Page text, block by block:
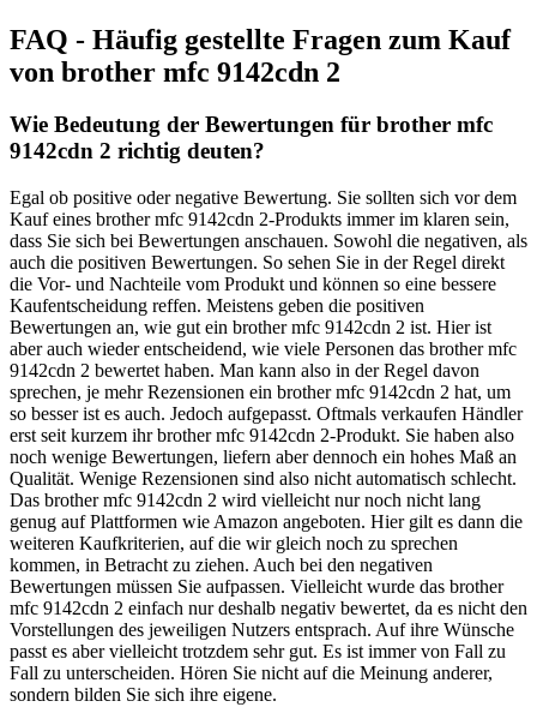
FAQ - Häufig gestellte Fragen zum Kauf
von brother mfc 9142cdn 2
Wie Bedeutung der Bewertungen für brother mfc
9142cdn 2 richtig deuten?
Egal ob positive oder negative Bewertung. Sie sollten sich vor dem
Kauf eines brother mfc 9142cdn 2-Produkts immer im klaren sein,
dass Sie sich bei Bewertungen anschauen. Sowohl die negativen, als
auch die positiven Bewertungen. So sehen Sie in der Regel direkt
die Vor- und Nachteile vom Produkt und können so eine bessere
Kaufentscheidung reffen. Meistens geben die positiven
Bewertungen an, wie gut ein brother mfc 9142cdn 2 ist. Hier ist
aber auch wieder entscheidend, wie viele Personen das brother mfc
9142cdn 2 bewertet haben. Man kann also in der Regel davon
sprechen, je mehr Rezensionen ein brother mfc 9142cdn 2 hat, um
so besser ist es auch. Jedoch aufgepasst. Oftmals verkaufen Händler
erst seit kurzem ihr brother mfc 9142cdn 2-Produkt. Sie haben also
noch wenige Bewertungen, liefern aber dennoch ein hohes Maß an
Qualität. Wenige Rezensionen sind also nicht automatisch schlecht.
Das brother mfc 9142cdn 2 wird vielleicht nur noch nicht lang
genug auf Plattformen wie Amazon angeboten. Hier gilt es dann die
weiteren Kaufkriterien, auf die wir gleich noch zu sprechen
kommen, in Betracht zu ziehen. Auch bei den negativen
Bewertungen müssen Sie aufpassen. Vielleicht wurde das brother
mfc 9142cdn 2 einfach nur deshalb negativ bewertet, da es nicht den
Vorstellungen des jeweiligen Nutzers entsprach. Auf ihre Wünsche
passt es aber vielleicht trotzdem sehr gut. Es ist immer von Fall zu
Fall zu unterscheiden. Hören Sie nicht auf die Meinung anderer,
sondern bilden Sie sich ihre eigene.